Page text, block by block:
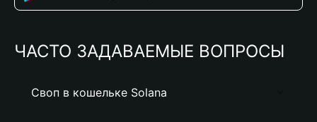
ЧАСТО ЗАДАВАЕМЫЕ ВОПРОСЫ
Своп в кошельке Solana